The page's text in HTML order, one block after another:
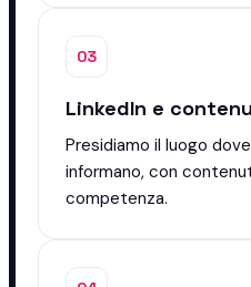
03
LinkedIn e
Presidiamo il luogo
informano, con
competenza.